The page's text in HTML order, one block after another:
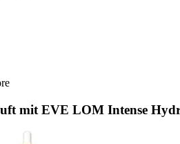
mit EVE LOM Intense